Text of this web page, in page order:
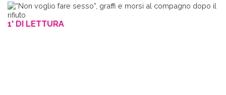
1' DI LETTURA